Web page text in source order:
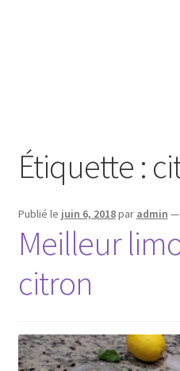
Étiquette :
Publié le juin 6, 2018par admin —
Meilleur
citron